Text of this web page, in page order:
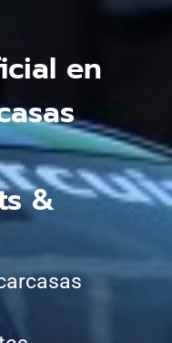
en
&